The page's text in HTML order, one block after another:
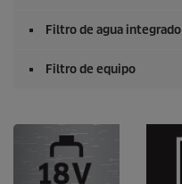
Filtro de agua integrado
Filtro de equipo